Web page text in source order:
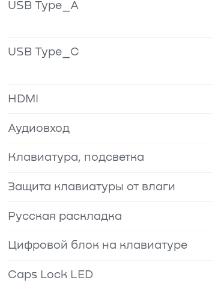
USB Type_A
USB Type_C
HDMI
Аудиовход
Клавиатура, подсветка
Защита клавиатуры от влаги
Русская раскладка
Цифровой блок на клавиатуре
Caps Lock LED